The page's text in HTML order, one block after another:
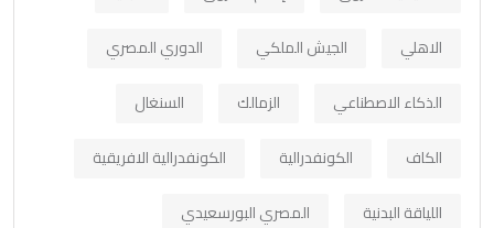
الاهلي
الجيش الملكي
الدوري المصري
الذكاء الاصطناعي
الزمالك
السنغال
الكاف
الكونفدرالية
الكونفدرالية الافريقية
اللياقة البدنية
المصري البورسعيدي